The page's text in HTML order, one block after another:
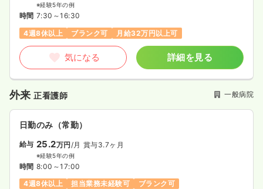
※経験5年の例
時間 7:30～16:30
4週8休以上
ブランク可 月給32万円以上可
気になる 詳細を見る
外来正看護師 一般病院
日勤のみ（常勤）
給与 25.2万円 /月 賞与3.7ヶ月
※経験5年の例
時間 8:00～17:00
4週8休以上
担当業務未経験可
ブランク可